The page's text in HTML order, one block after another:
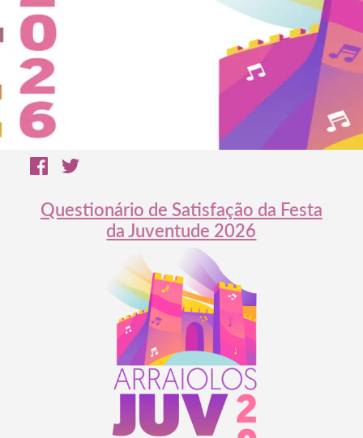
Questionário de Satisfação da Festa
da Juventude 2026